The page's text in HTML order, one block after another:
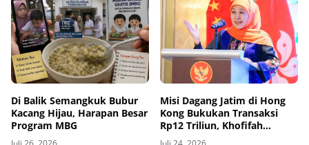
Di Balik Semangkuk Bubur
Kacang Hijau, Harapan Besar
Program MBG
Misi Dagang Jatim di Hong
Kong Bukukan Transaksi
Rp12 Triliun, Khofifah
Dorong Ekspor dan Investasi